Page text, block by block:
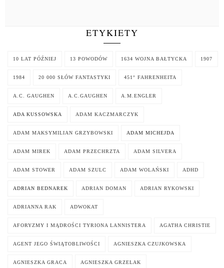
ETYKIETY
10 LAT PÓŹNIEJ 13 POWODÓW 1634 WOJNA BAŁTYCKA 1907
1984 20 000 SŁÓW FANTASTYKI 451° FAHRENHEITA
A.C. GAUGHEN A.C.GAUGHEN A.M.ENGLER
ADA KUSSOWSKA ADAM KACZMARCZYK
ADAM MAKSYMILIAN GRZYBOWSKI ADAM MICHEJDA
ADAM MIREK ADAM PRZECHRZTA ADAM SILVERA
ADAM STOWER ADAM SZULC ADAM WOLAŃSKI ADHD
ADRIAN BEDNAREK ADRIAN DOMAN ADRIAN RYKOWSKI
ADRIANNA RAK ADWOKAT
AFORYZMY I MĄDROŚCI TYRIONA LANNISTERA AGATHA CHRISTIE
AGENT JEGO ŚWIĄTOBLIWOŚCI AGNIESZKA CZUJKOWSKA
AGNIESZKA GRACA AGNIESZKA GRZELAK